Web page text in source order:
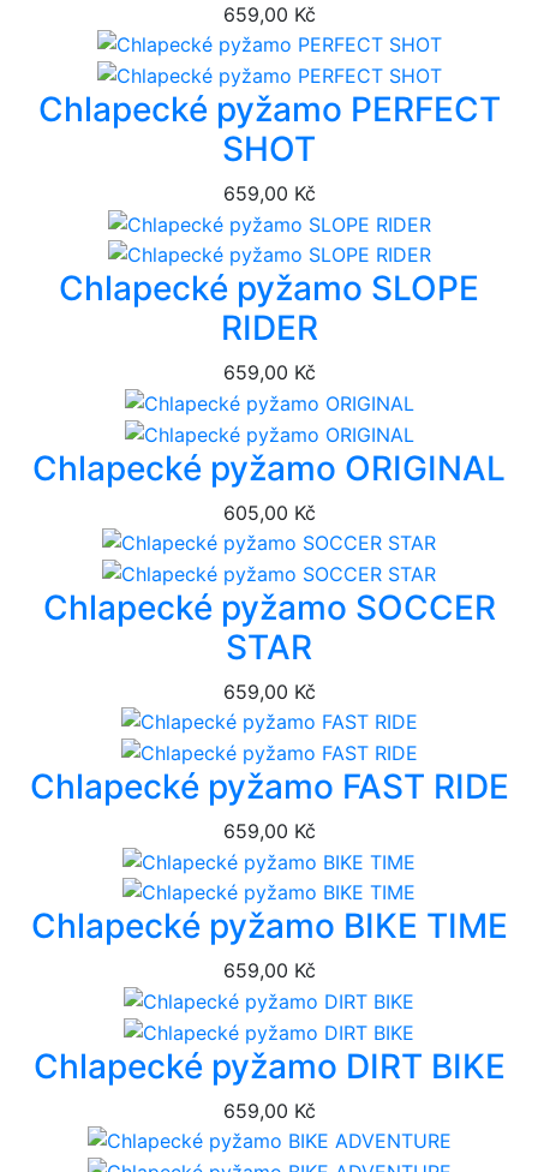
659,00 Kč
Chlapecké pyžamo PERFECT
SHOT
659,00 Kč
Chlapecké pyžamo SLOPE
RIDER
659,00 Kč
Chlapecké pyžamo ORIGINAL
605,00 Kč
Chlapecké pyžamo SOCCER
STAR
659,00 Kč
Chlapecké pyžamo FAST RIDE
659,00 Kč
Chlapecké pyžamo BIKE TIME
659,00 Kč
Chlapecké pyžamo DIRT BIKE
659,00 Kč